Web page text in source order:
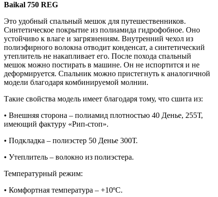
Baikal 750 REG
Это удобный спальный мешок для путешественников.
Синтетическое покрытие из полиамида гидрофобное. Оно
устойчиво к влаге и загрязнениям. Внутренний чехол из
полиэфирного волокна отводит конденсат, а синтетический
утеплитель не накапливает его. После похода спальный
мешок можно постирать в машине. Он не испортится и не
деформируется. Спальник можно пристегнуть к аналогичной
модели благодаря комбинируемой молнии.
Такие свойства модель имеет благодаря тому, что сшита из:
• Внешняя сторона – полиамид плотностью 40 Денье, 255Т,
имеющий фактуру «Рип-стоп».
• Подкладка – полиэстер 50 Денье 300Т.
• Утеплитель – волокно из полиэстера.
Температурный режим:
• Комфортная температура – +10ºС.